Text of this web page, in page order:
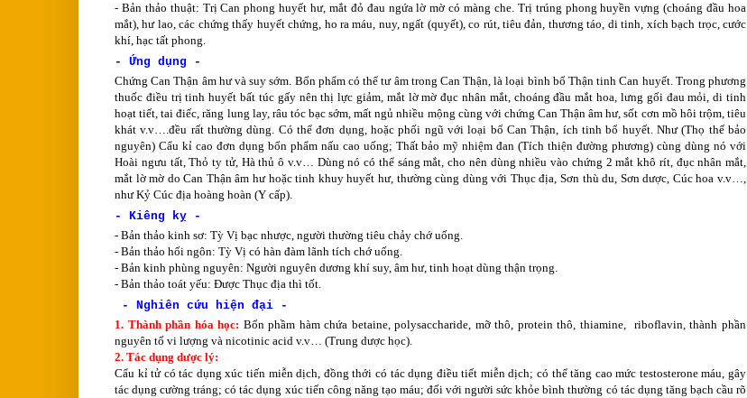
- Bản thảo thuật: Trị Can phong huyết hư, mắt đỏ đau ngứa lờ mờ có màng che. Trị trúng phong huyền vựng (choáng đầu hoa
mắt), hư lao, các chứng thấy huyết chứng, ho ra máu, nuy, ngất (quyết), co rút, tiêu đản, thương táo, di tinh, xích bạch trọc, cước
khí, hạc tất phong.
- Ứng dụng -
Chứng Can Thận âm hư và suy sớm. Bổn phẩm có thể tư âm trong Can Thận, là loại bình bổ Thận tinh Can huyết. Trong phương
thuốc điều trị tinh huyết bất túc gấy nên thị lực giảm, mắt lờ mờ đục nhân mắt, choáng đầu mắt hoa, lưng gối đau mỏi, di tinh
hoạt tiết, tai điếc, răng lung lay, râu tóc bạc sớm, mất ngủ nhiều mộng cùng với chứng Can Thận âm hư, sốt cơn mồ hôi trộm, tiêu
khát v.v….đều rất thường dùng. Có thể đơn dụng, hoặc phối ngũ với loại bổ Can Thận, ích tinh bổ huyết. Như (Thọ thế bảo
nguyên) Cẩu kỉ cao đơn dụng bổn phẩm nấu cao uống; Thất bảo mỹ nhiệm đan (Tích thiện đường phương) cùng dùng nó với
Hoài ngưu tất, Thỏ ty tử, Hà thủ ô v.v… Dùng nó có thể sáng mắt, cho nên dùng nhiều vào chứng 2 mắt khô rít, đục nhân mắt,
mắt lờ mờ do Can Thận âm hư hoặc tinh khuy huyết hư, thường cùng dùng với Thục địa, Sơn thù du, Sơn dược, Cúc hoa v.v…,
như Kỷ Cúc địa hoàng hoàn (Y cấp).
- Kiêng kỵ -
- Bản thảo kinh sơ: Tỳ Vị bạc nhược, người thường tiêu chảy chớ uống.
- Bản thảo hối ngôn: Tỳ Vị có hàn đàm lãnh tích chớ uống.
- Bản kinh phùng nguyên: Người nguyên dương khí suy, âm hư, tinh hoạt dùng thận trọng.
- Bản thảo toát yếu: Được Thục địa thì tốt.
- Nghiên cứu hiện đại -
1. Thành phần hóa học: Bổn phầm hàm chứa betaine, polysaccharide, mỡ thô, protein thô, thiamine, riboflavin, thành phần
nguyên tố vi lượng và nicotinic acid v.v… (Trung dược học).
2. Tác dụng dược lý:
Cẩu kỉ tử có tác dụng xúc tiến miễn dịch, đồng thới có tác dụng điều tiết miễn dịch; có thể tăng cao mức testosterone máu, gây
tác dụng cường tráng; có tác dụng xúc tiến công năng tạo máu; đối với người sức khỏe bình thường có tác dụng tăng bạch cầu rõ